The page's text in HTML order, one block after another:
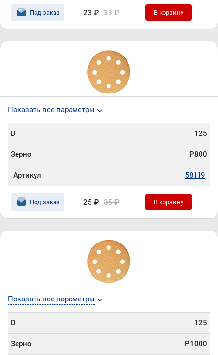
Под заказ 23 ₽ 33 ₽ В корзину
Показать все параметры
D 125
Зерно P800
Артикул 58119
Под заказ 25 ₽ 35 ₽ В корзину
Показать все параметры
D 125
Зерно P1000